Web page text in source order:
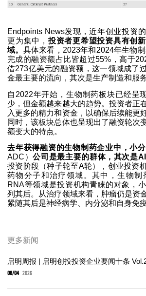
Endpoints News发现，近年创业投资
更为集中，投资者更希望投资具有创
域。 具体来看，2023年和2024年生物
完成的融资额占比皆超过55%，高于
借273亿美元的融资额，这一领域成了
金最主要的流向，其次是生产制造和服务
自2022年开始，生物制药板块已经呈
少，但金额越来越大的趋势。投资者正
入更多的精力和资金，以确保后续能更
同时，该板块总体也呈现出了融资轮次
额变大的特点。
去年获得融资的生物制药企业中，小
ADC）公司是最主要的群体，其次是
投资阶段（种子轮至A轮），创业投资
药物分子和治疗领域。其中，生物制
RNA等领域是投资机构青睐的对象，
列其后。从治疗领域来看，肿瘤仍是资
紧随其后是神经病学、内分泌和自身免
更多新闻
启明周报 | 启明创投投资企业要闻十条
08/04 2026